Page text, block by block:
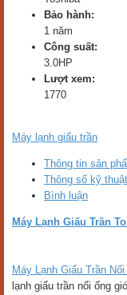
Bảo hành:
1 năm
Công suất:
3.0HP
Lượt xem:
1770
Máy lạnh giấu trần
Thông tin sản
Thông số kỹ thuật
Bình luận
Máy Lạnh Giấu Trần
Máy Lạnh Giấu Trần
lạnh giấu trần nối ống